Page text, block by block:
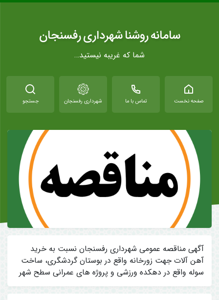
سامانه روشنا شهرداری رفسنجان
شما که غریبه نیستید…
صفحه نخست تماس با ما شهرداری رفسنجان جستجو
آگهی مناقصه عمومی شهرداری رفسنجان نسبت به خرید
آهن آلات جهت زورخانه واقع در بوستان گردشگری، ساخت
سوله واقع در دهکده ورزشی و پروژه های عمرانی سطح شهر